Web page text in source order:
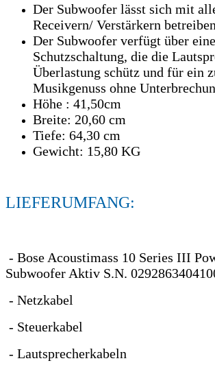
Der Subwoofer lässt sich mit
Receivern/ Verstärkern
Der Subwoofer verfügt über
Schutzschaltung, die die
Überlastung schütz und für ein
Musikgenuss ohne
Höhe : 41,50cm
Breite: 20,60 cm
Tiefe: 64,30 cm
Gewicht: 15,80 KG
LIEFERUMFANG:
- Bose Acoustimass 10 Series III
Subwoofer Aktiv S.N.
- Netzkabel
- Steuerkabel
- Lautsprecherkabeln